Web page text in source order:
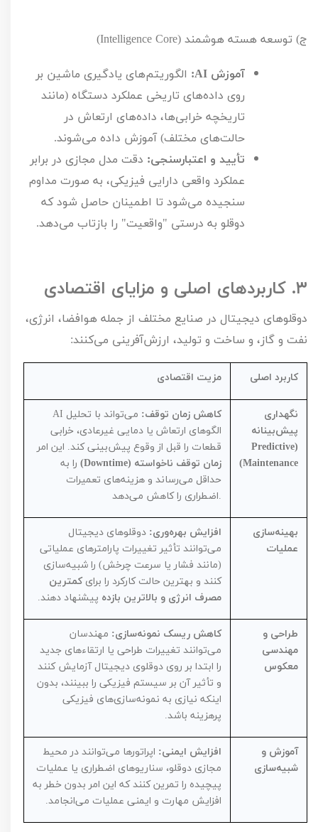
ج) توسعه هسته هوشمند (Intelligence Core
)
آموزش AI
: الگوریتم‌های یادگیری ماشین بر
روی داده‌های تاریخی عملکرد دستگاه (مانند
تاریخچه خرابی‌ها، داده‌های ارتعاش در
حالت‌های مختلف) آموزش داده می‌شوند.
تأیید و اعتبارسنجی: دقت مدل مجازی در برابر
عملکرد واقعی دارایی فیزیکی، به صورت مداوم
سنجیده می‌شود تا اطمینان حاصل شود که
دوقلو به درستی "واقعیت" را بازتاب می‌دهد.
۳. کاربردهای اصلی و مزایای اقتصادی
دوقلوهای دیجیتال در صنایع مختلف از جمله هوافضا، انرژی،
نفت و گاز، و ساخت و تولید، ارزش‌آفرینی می‌کنند:
کاربرد اصلی مزیت اقتصادی
نگهداری
پیش‌بینانه
(
Predictive
Maintenance
)
کاهش زمان توقف: AI
الگوهای ارتعاش یا دمایی غیرعادی، خرابی
قطعات را قبل از وقوع پیش‌بینی کند. این امر
زمان توقف ناخواسته (Downtime
) را به
حداقل می‌رساند و هزینه‌های تعمیرات
اضطراری را کاهش می‌دهد.
بهینه‌سازی
عملیات
افزایش بهره‌وری: دوقلوهای دیجیتال
می‌توانند تأثیر تغییرات پارامترهای عملیاتی
(مانند فشار یا سرعت چرخش) را شبیه‌سازی
کنند و بهترین حالت کارکرد را برایکمترین
مصرف انرژی و بالاترین بازده پیشنهاد دهند.
طراحی و
مهندسی
معکوس
کاهش ریسک نمونه‌سازی: مهندسان
می‌توانند تغییرات طراحی یا ارتقاءهای جدید
را ابتدا بر روی دوقلوی دیجیتال آزمایش کنند
و تأثیر آن بر سیستم فیزیکی را ببینند، بدون
اینکه نیازی به نمونه‌سازی‌های فیزیکی
پرهزینه باشد.
آموزش و
شبیه‌سازی
افزایش ایمنی: اپراتورها می‌توانند در محیط
مجازی دوقلو، سناریوهای اضطراری یا عملیات
پیچیده را تمرین کنند که این امر بدون خطر به
افزایش مهارت و ایمنی عملیات می‌انجامد.